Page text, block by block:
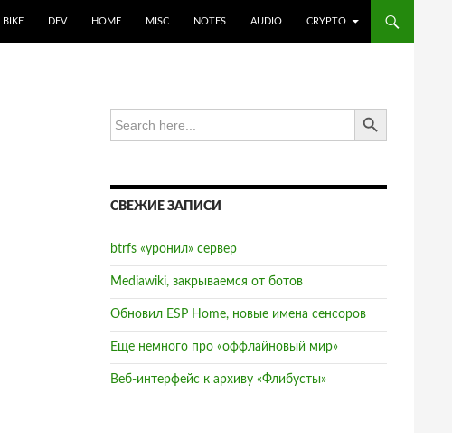
BIKE DEV HOME MISC NOTES AUDIO CRYPTO
for:
SEARCH BUTTON
СВЕЖИЕ ЗАПИСИ
btrfs «уронил» сервер
Mediawiki, закрываемся от ботов
Обновил ESP Home, новые имена сенсоров
Еще немного про «оффлайновый мир»
Веб-интерфейс к архиву «Флибусты»